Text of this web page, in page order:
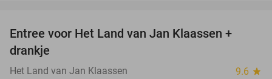
Entree voor Het Land van Jan Klaassen +
drankje
Het Land van Jan Klaassen 9.6 star